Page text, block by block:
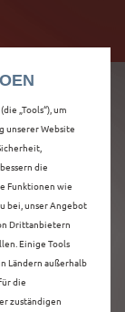
IN
„Tools“), um
unserer Website
die
Funktionen wie
bei, unser Angebot
Drittanbietern
Einige Tools
Ländern außerhalb
die
zuständigen